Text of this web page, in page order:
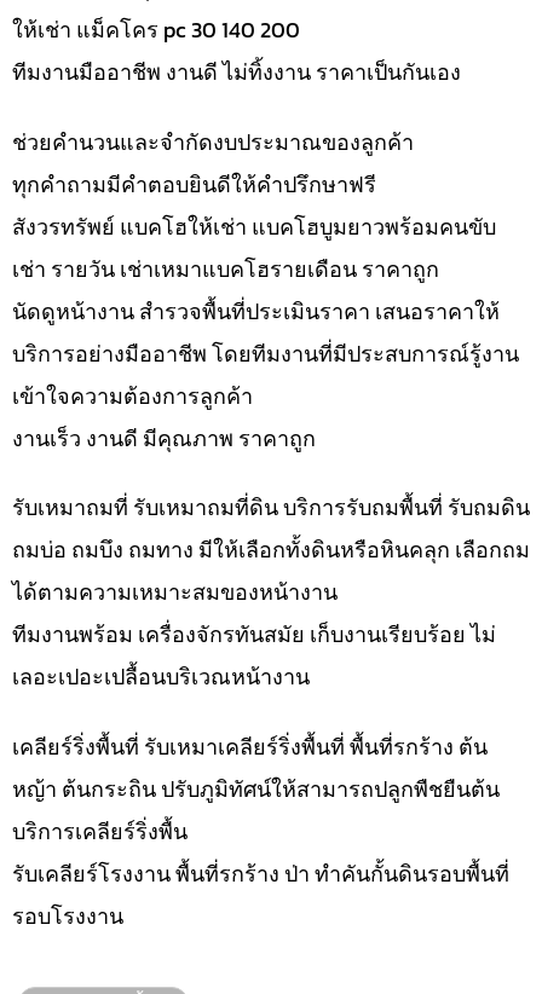
ให้เช่า แม็คโคร pc 30 140 200
ทีมงานมืออาชีพ งานดี ไม่ทิ้งงาน ราคาเป็นกันเอง
ช่วยคำนวนและจำกัดงบประมาณของลูกค้า
ทุกคำถามมีคำตอบยินดีให้คำปรึกษาฟรี
สังวรทรัพย์ แบคโฮให้เช่า แบคโฮบูมยาวพร้อมคนขับ
เช่า รายวัน เช่าเหมาแบคโฮรายเดือน ราคาถูก
นัดดูหน้างาน สำรวจพื้นที่ประเมินราคา เสนอราคาให้
บริการอย่างมืออาชีพ โดยทีมงานที่มีประสบการณ์รู้งาน
เข้าใจความต้องการลูกค้า
งานเร็ว งานดี มีคุณภาพ ราคาถูก
รับเหมาถมที่ รับเหมาถมที่ดิน บริการรับถมพื้นที่ รับถมดิน
ถมบ่อ ถมบึง ถมทาง มีให้เลือกทั้งดินหรือหินคลุก เลือกถม
ได้ตามความเหมาะสมของหน้างาน
ทีมงานพร้อม เครื่องจักรทันสมัย เก็บงานเรียบร้อย ไม่
เลอะเปอะเปลื้อนบริเวณหน้างาน
เคลียร์ริ่งพื้นที่ รับเหมาเคลียร์ริ่งพื้นที่ พื้นที่รกร้าง ต้น
หญ้า ต้นกระถิน ปรับภูมิทัศน์ให้สามารถปลูกพืชยืนต้น
บริการเคลียร์ริ่งพื้น
รับเคลียร์โรงงาน พื้นที่รกร้าง ป่า ทำคันกั้นดินรอบพื้นที่
รอบโรงงาน